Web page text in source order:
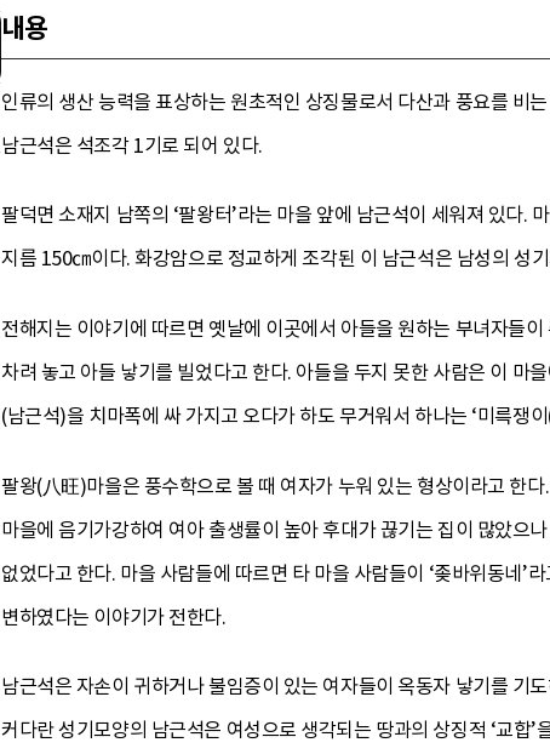
내용
인류의 생산 능력을 표상하는 원초적인 상징물로서 다산과 풍요를 비
남근석은 석조각 1기로 되어 있다.
팔덕면 소재지 남쪽의 ‘팔왕터’라는 마을 앞에 남근석이 세워져 있다.
지름 150㎝이다. 화강암으로 정교하게 조각된 이 남근석은 남성의 성
전해지는 이야기에 따르면 옛날에 이곳에서 아들을 원하는 부녀자들
차려 놓고 아들 낳기를 빌었다고 한다. 아들을 두지 못한 사람은 이 마
(남근석)을 치마폭에 싸 가지고 오다가 하도 무거워서 하나는 ‘미륵쟁
팔왕(八旺)마을은 풍수학으로 볼 때 여자가 누워 있는 형상이라고 한
마을에 음기가강하여 여아 출생률이 높아 후대가 끊기는 집이 많았으
없었다고 한다. 마을 사람들에 따르면 타 마을 사람들이 ‘좆바위동네
변하였다는 이야기가 전한다.
남근석은 자손이 귀하거나 불임증이 있는 여자들이 옥동자 낳기를 기
커다란 성기모양의 남근석은 여성으로 생각되는 땅과의 상징적 ‘교합